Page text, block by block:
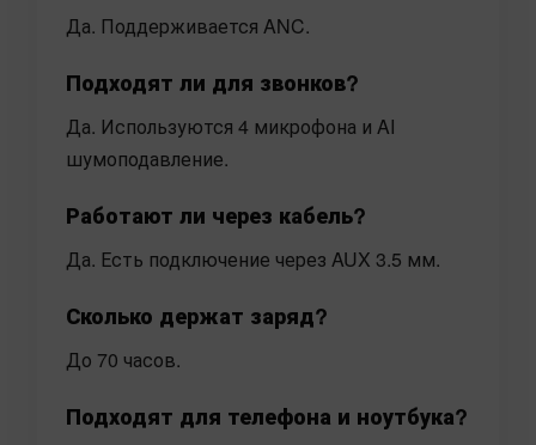
Да. Поддерживается ANC.
Подходят ли для звонков?
Да. Используются 4 микрофона и AI
шумоподавление.
Работают ли через кабель?
Да. Есть подключение через AUX 3.5 мм.
Сколько держат заряд?
До 70 часов.
Подходят для телефона и ноутбука?